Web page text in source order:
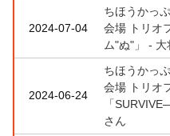
2024-07-04
ちほうかっ
会場 トリオ
ム"ぬ"」 -
2024-06-24
ちほうかっ
会場 トリオ
「
さん